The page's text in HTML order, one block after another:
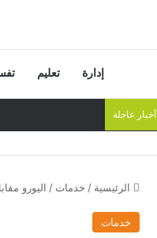
إدارة تعليم
أخبار عاجلة
الرئيسية / خدمات / اليورو
خدمات